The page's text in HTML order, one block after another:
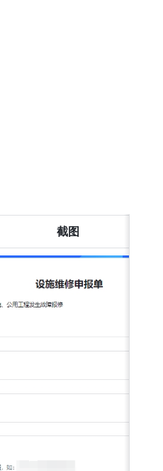
截图